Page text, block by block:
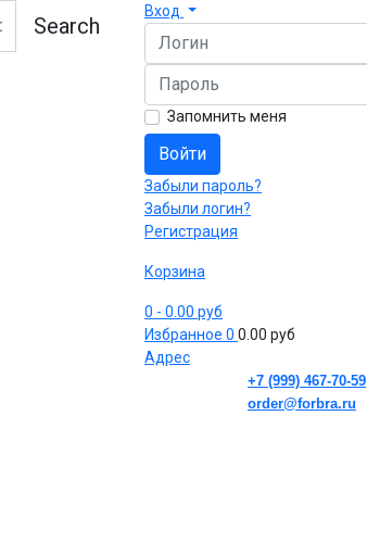
Search
Вход
Логин
Пароль
Запомнить меня
Войти
Забыли пароль?
Забыли логин?
Регистрация
Корзина
0 - 0.00 руб
Избранное 0 0.00 руб
Адрес
+7 (999) 467-70-59
order@forbra.ru